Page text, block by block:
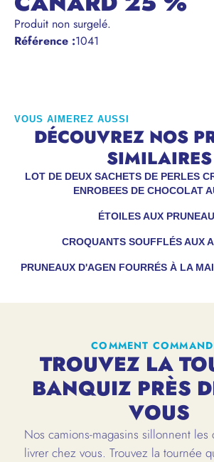
Produit non surgelé.
Référence :1041
VOUS AIMEREZ AUSSI
DÉCOUVREZ NOS
SIMILAIRES
LOT DE DEUX SACHETS DE PERLES
ENROBEES DE CHOCOLAT
ÉTOILES AUX
CROQUANTS SOUFFLÉS AUX
PRUNEAUX D'AGEN FOURRÉS À LA
COMMENT
TROUVEZ LA
BANQUIZ PRÈS
VOUS
Nos camions-magasins sillonnent les
livrer chez vous. Trouvez la tournée